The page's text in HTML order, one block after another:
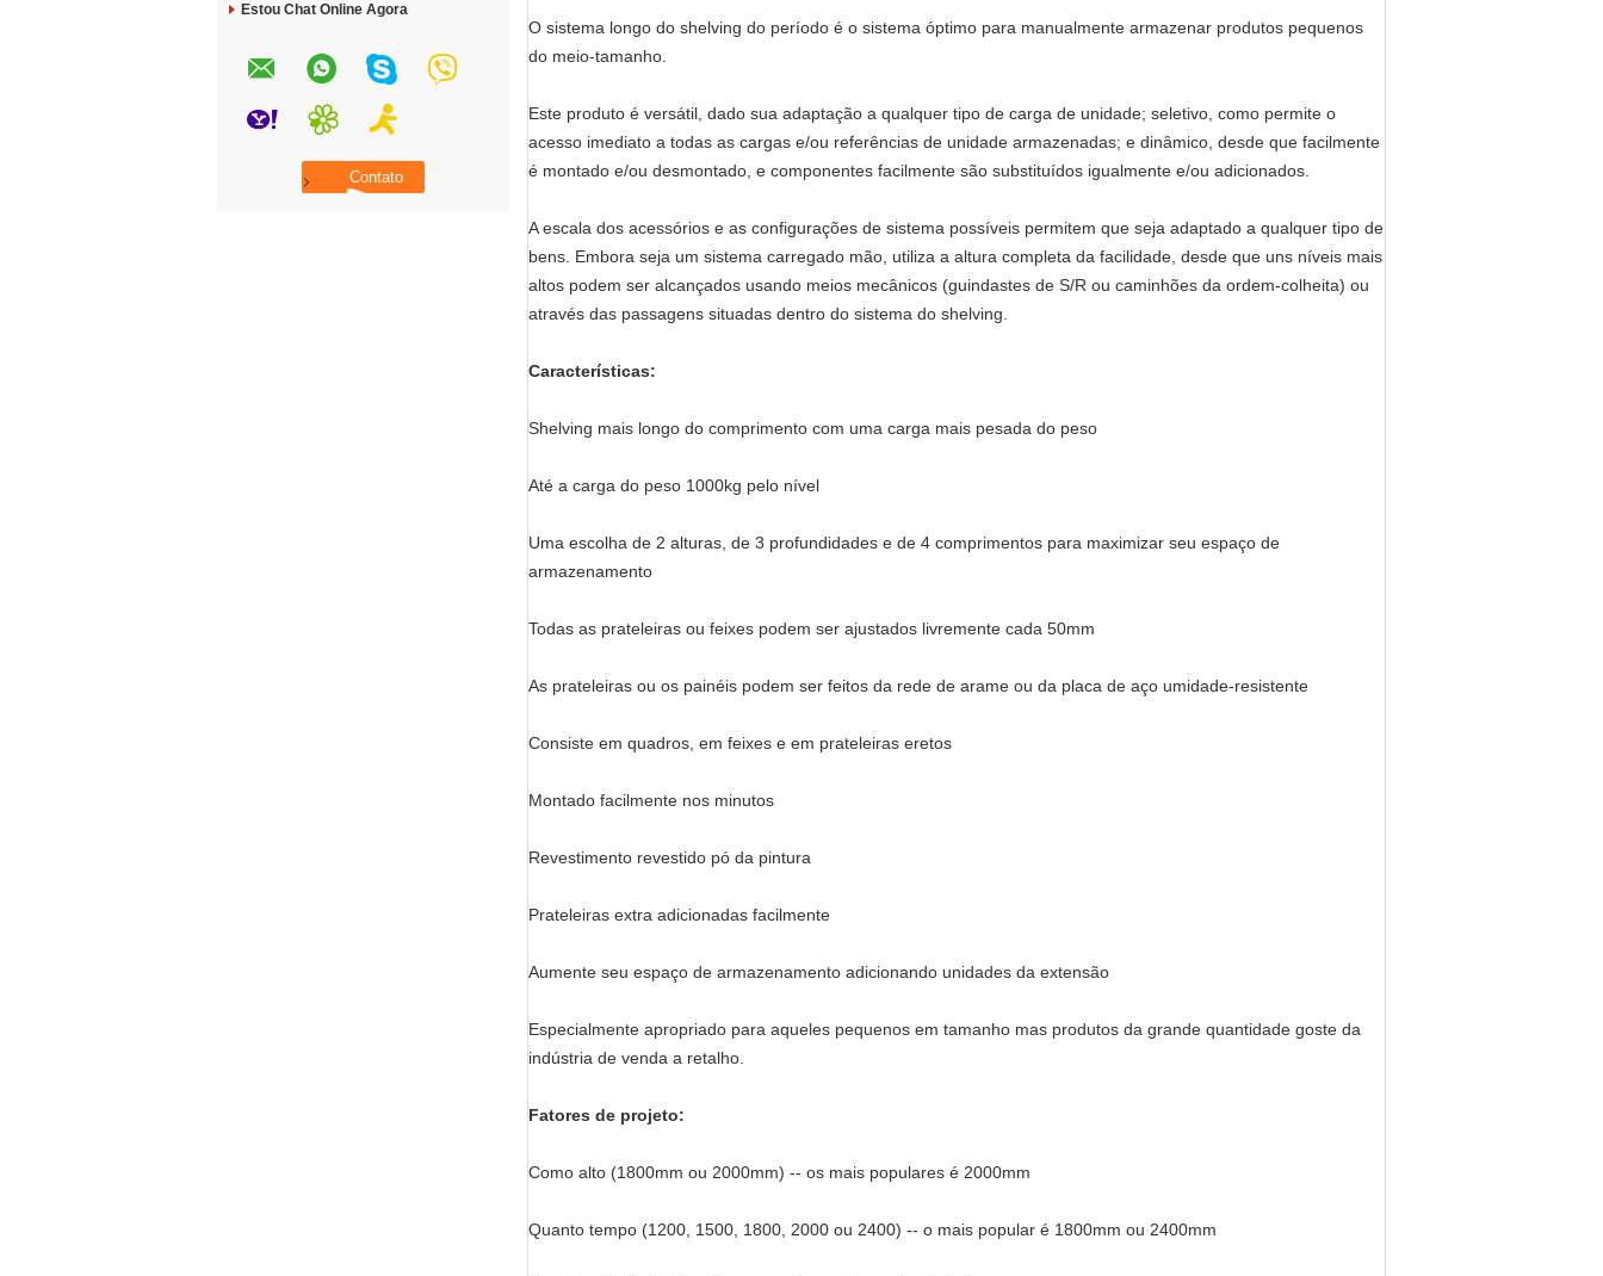
Estou Chat Online Agora
O sistema longo do shelving do período é o sistema óptimo para manualmente armazenar produtos pequenos
do meio-tamanho.
Este produto é versátil, dado sua adaptação a qualquer tipo de carga de unidade; seletivo, como permite o
acesso imediato a todas as cargas e/ou referências de unidade armazenadas; e dinâmico, desde que facilmente
é montado e/ou desmontado, e componentes facilmente são substituídos igualmente e/ou adicionados.
A escala dos acessórios e as configurações de sistema possíveis permitem que seja adaptado a qualquer tipo de
bens. Embora seja um sistema carregado mão, utiliza a altura completa da facilidade, desde que uns níveis mais
altos podem ser alcançados usando meios mecânicos (guindastes de S/R ou caminhões da ordem-colheita) ou
através das passagens situadas dentro do sistema do shelving.
Características:
Shelving mais longo do comprimento com uma carga mais pesada do peso
Até a carga do peso 1000kg pelo nível
Uma escolha de 2 alturas, de 3 profundidades e de 4 comprimentos para maximizar seu espaço de
armazenamento
Todas as prateleiras ou feixes podem ser ajustados livremente cada 50mm
As prateleiras ou os painéis podem ser feitos da rede de arame ou da placa de aço umidade-resistente
Consiste em quadros, em feixes e em prateleiras eretos
Montado facilmente nos minutos
Revestimento revestido pó da pintura
Prateleiras extra adicionadas facilmente
Aumente seu espaço de armazenamento adicionando unidades da extensão
Especialmente apropriado para aqueles pequenos em tamanho mas produtos da grande quantidade goste da
indústria de venda a retalho.
Fatores de projeto:
Como alto (1800mm ou 2000mm) -- os mais populares é 2000mm
Quanto tempo (1200, 1500, 1800, 2000 ou 2400) -- o mais popular é 1800mm ou 2400mm